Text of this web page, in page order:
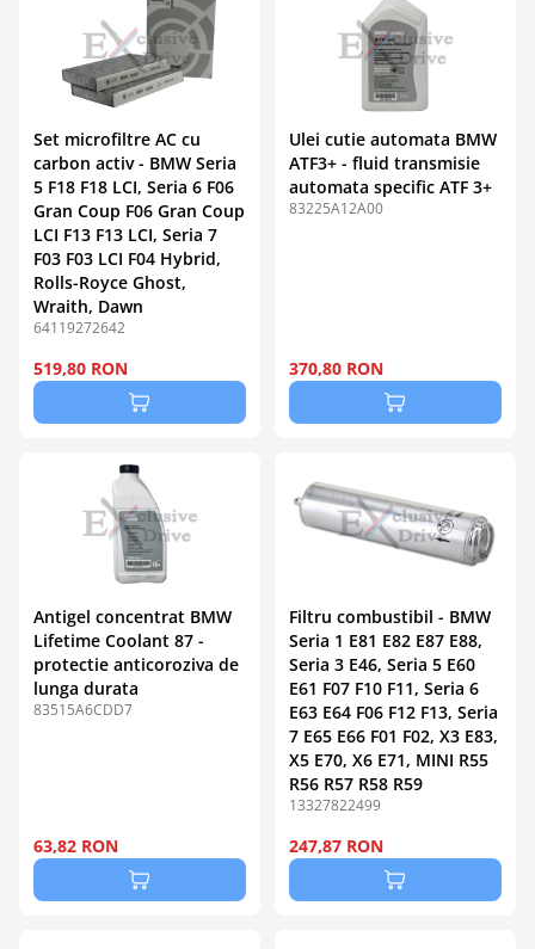
Set microfiltre AC cu
carbon activ - BMW Seria
5 F18 F18 LCI, Seria 6 F06
Gran Coup F06 Gran Coup
LCI F13 F13 LCI, Seria 7
F03 F03 LCI F04 Hybrid,
Rolls-Royce Ghost,
Wraith, Dawn
64119272642
519,80 RON
Ulei cutie automata BMW
ATF3+ - fluid transmisie
automata specific ATF 3+
83225A12A00
370,80 RON
Antigel concentrat BMW
Lifetime Coolant 87 -
protectie anticoroziva de
lunga durata
83515A6CDD7
63,82 RON
Filtru combustibil - BMW
Seria 1 E81 E82 E87 E88,
Seria 3 E46, Seria 5 E60
E61 F07 F10 F11, Seria 6
E63 E64 F06 F12 F13, Seria
7 E65 E66 F01 F02, X3 E83,
X5 E70, X6 E71, MINI R55
R56 R57 R58 R59
13327822499
247,87 RON